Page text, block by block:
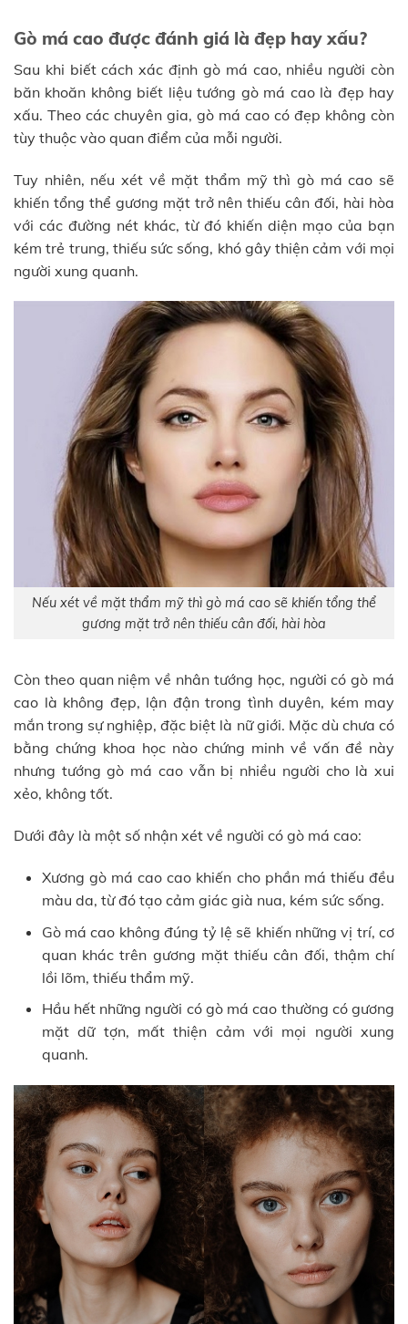
Gò má cao được đánh giá là đẹp hay xấu?
Sau khi biết cách xác định gò má cao, nhiều người còn
băn khoăn không biết liệu tướng gò má cao là đẹp hay
xấu. Theo các chuyên gia, gò má cao có đẹp không còn
tùy thuộc vào quan điểm của mỗi người.
Tuy nhiên, nếu xét về mặt thẩm mỹ thì gò má cao sẽ
khiến tổng thể gương mặt trở nên thiếu cân đối, hài hòa
với các đường nét khác, từ đó khiến diện mạo của bạn
kém trẻ trung, thiếu sức sống, khó gây thiện cảm với mọi
người xung quanh.
Nếu xét về mặt thẩm mỹ thì gò má cao sẽ khiến tổng thể
gương mặt trở nên thiếu cân đối, hài hòa
Còn theo quan niệm về nhân tướng học, người có gò má
cao là không đẹp, lận đận trong tình duyên, kém may
mắn trong sự nghiệp, đặc biệt là nữ giới. Mặc dù chưa có
bằng chứng khoa học nào chứng minh về vấn đề này
nhưng tướng gò má cao vẫn bị nhiều người cho là xui
xẻo, không tốt.
Dưới đây là một số nhận xét về người có gò má cao:
Xương gò má cao cao khiến cho phần má thiếu đều
màu da, từ đó tạo cảm giác già nua, kém sức sống.
Gò má cao không đúng tỷ lệ sẽ khiến những vị trí, cơ
quan khác trên gương mặt thiếu cân đối, thậm chí
lồi lõm, thiếu thẩm mỹ.
Hầu hết những người có gò má cao thường có gương
mặt dữ tợn, mất thiện cảm với mọi người xung
quanh.